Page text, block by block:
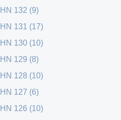
HN 132 (9)
HN 131 (17)
HN 130 (10)
HN 129 (8)
HN 128 (10)
HN 127 (6)
HN 126 (10)